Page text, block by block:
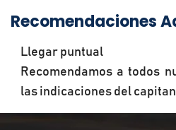
Recomendaciones
Llegar puntual
Recomendamos a todos
las indicaciones del